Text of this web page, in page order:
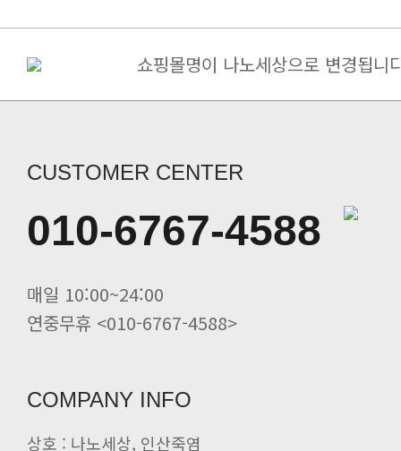
쇼핑몰명이 나노세상으로 변경됩니
당뇨 환자용 영양조제식품/ 인산가
인산죽염 전죽염류 20%할인. 인산
사시사철 무생강진액 20%할인 인
죽염두유 20%할인 인산가
CUSTOMER CENTER
010-6767-4588
매일 10:00~24:00
연중무휴 <010-6767-4588>
COMPANY INFO
상호 : 나노세상, 인산죽염